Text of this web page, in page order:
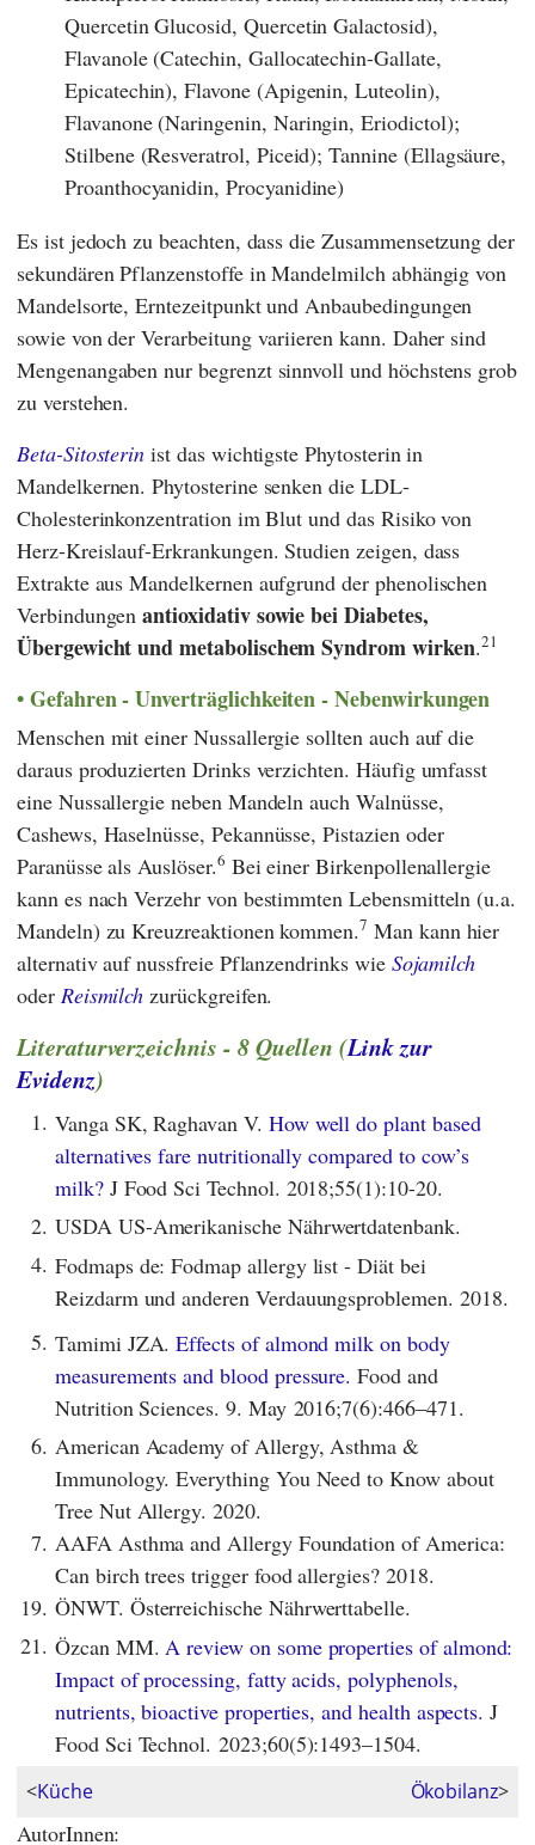
Quercetin Glucosid, Quercetin Galactosid),
Flavanole (Catechin, Gallocatechin-Gallate,
Epicatechin), Flavone (Apigenin, Luteolin),
Flavanone (Naringenin, Naringin, Eriodictol);
Stilbene (Resveratrol, Piceid); Tannine (Ellagsäure,
Proanthocyanidin, Procyanidine)
Es ist jedoch zu beachten, dass die Zusammensetzung der
sekundären Pflanzenstoffe in Mandelmilch abhängig von
Mandelsorte, Erntezeitpunkt und Anbaubedingungen
sowie von der Verarbeitung variieren kann. Daher sind
Mengenangaben nur begrenzt sinnvoll und höchstens grob
zu verstehen.
Beta-Sitosterin ist das wichtigste Phytosterin in
Mandelkernen. Phytosterine senken die LDL-
Cholesterinkonzentration im Blut und das Risiko von
Herz-Kreislauf-Erkrankungen. Studien zeigen, dass
Extrakte aus Mandelkernen aufgrund der phenolischen
Verbindungenantioxidativ sowie bei Diabetes,
Übergewicht und metabolischem Syndrom wirken.21
Gefahren - Unverträglichkeiten - Nebenwirkungen
Menschen mit einer Nussallergie sollten auch auf die
daraus produzierten Drinks verzichten. Häufig umfasst
eine Nussallergie neben Mandeln auch Walnüsse,
Cashews, Haselnüsse, Pekannüsse, Pistazien oder
Paranüsse als Auslöser.6 Bei einer Birkenpollenallergie
kann es nach Verzehr von bestimmten Lebensmitteln (u.a.
Mandeln) zu Kreuzreaktionen kommen.7 Man kann hier
alternativ auf nussfreie Pflanzendrinks wie Sojamilch
oder Reismilch zurückgreifen.
Literaturverzeichnis - 8 Quellen (Link zur
Evidenz)
1. Vanga SK, Raghavan V. How well do plant based
alternatives fare nutritionally compared to cow’s
milk?J Food Sci Technol. 2018;55(1):10-20.
2. USDA US-Amerikanische Nährwertdatenbank.
4. Fodmaps de: Fodmap allergy list - Diät bei
Reizdarm und anderen Verdauungsproblemen. 2018.
5. Tamimi JZA.Effects of almond milk on body
measurements and blood pressure. Food and
Nutrition Sciences. 9. May 2016;7(6):466–471.
6. American Academy of Allergy, Asthma &
Immunology. Everything You Need to Know about
Tree Nut Allergy. 2020.
7. AAFA Asthma and Allergy Foundation of America:
Can birch trees trigger food allergies? 2018.
19. ÖNWT. Österreichische Nährwerttabelle.
21. Özcan MM. A review on some properties of almond:
Impact of processing, fatty acids, polyphenols,
nutrients, bioactive properties, and health aspects. J
Food Sci Technol. 2023;60(5):1493–1504.
<Küche Ökobilanz>
AutorInnen: